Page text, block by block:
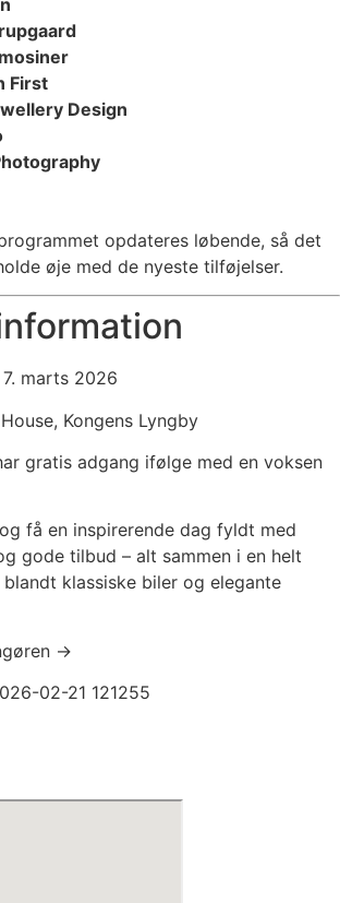
First
Design
opdateres løbende, så det
øje med de nyeste tilføjelser.
marts 2026
Kongens Lyngby
gratis adgang ifølge med en voksen
få en inspirerende dag fyldt med
gode tilbud – alt sammen i en helt
klassiske biler og elegante
→